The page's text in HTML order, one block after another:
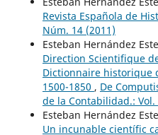
Revista Española de
Núm. 14 (2011)
Esteban Hernández
Direction Scientifique
Dictionnaire historique
1500-1850 , De
de la Contabilidad.: Vol.
Esteban Hernández
Un incunable científic